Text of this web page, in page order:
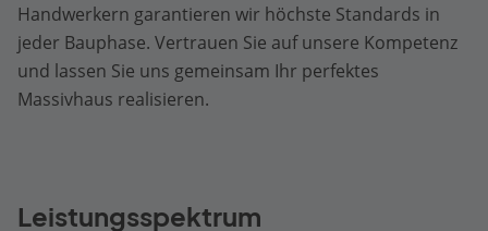
Handwerkern garantieren wir höchste Standards in
jeder Bauphase. Vertrauen Sie auf unsere Kompetenz
und lassen Sie uns gemeinsam Ihr perfektes
Massivhaus realisieren.
Leistungsspektrum